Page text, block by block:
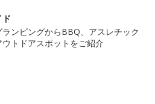
ド
ンピングからBBQ、アスレチック
ウトドアスポットをご紹介